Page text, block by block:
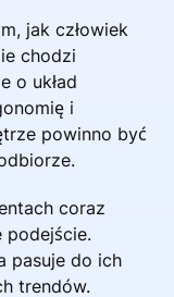
jak człowiek
chodzi
o układ
i
powinno być
coraz
podejście.
pasuje do ich
trendów.